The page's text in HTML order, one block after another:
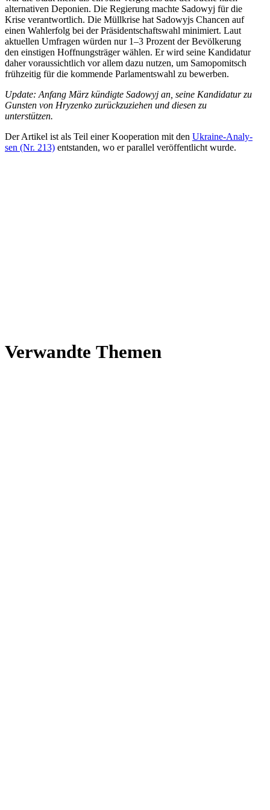
alter­na­ti­ven Depo­nien. Die Regie­rung machte Sadowyj für die
Krise ver­ant­wort­lich. Die Müll­krise hat Sado­wyjs Chancen auf
einen Wahl­er­folg bei der Prä­si­dent­schafts­wahl mini­miert. Laut
aktu­el­len Umfra­gen würden nur 1–3 Prozent der Bevöl­ke­rung
den eins­ti­gen Hoff­nungs­trä­ger wählen. Er wird seine Kan­di­da­tur
daher vor­aus­sicht­lich vor allem dazu nutzen, um Samo­po­mit­sch
früh­zei­tig für die kom­mende Par­la­ments­wahl zu bewerben.
Update: Anfang März kün­digte Sadowyj an, seine Kan­di­da­tur zu
Gunsten von Hry­zenko zurück­zu­zie­hen und diesen zu
unterstützen.
Der Artikel ist als Teil einer Koope­ra­tion mit den Ukraine-Ana­­ly­­
sen (Nr. 213) ent­stan­den, wo er par­al­lel ver­öf­fent­licht wurde.
Ver­wandte Themen